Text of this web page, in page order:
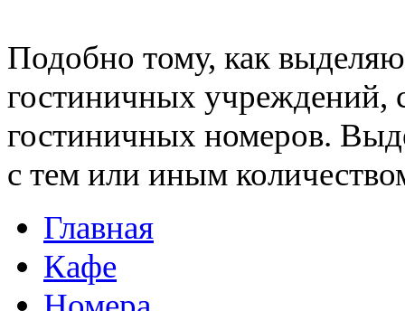
Подобно тому, как
гостиничных учреждений,
гостиничных номеров.
с тем или иным
Главная
Кафе